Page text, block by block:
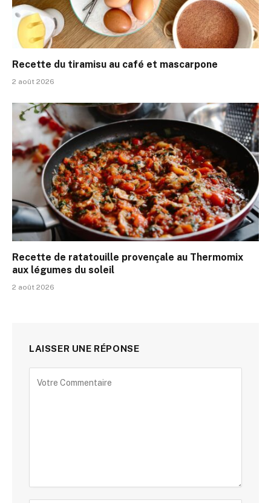
Recette du tiramisu au café et mascarpone
2 août 2026
Recette de ratatouille provençale au Thermomix
aux légumes du soleil
2 août 2026
LAISSER UNE RÉPONSE